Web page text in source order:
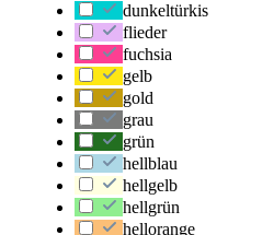
dunkeltürkis
flieder
fuchsia
gelb
gold
grau
grün
hellblau
hellgelb
hellgrün
hellorange